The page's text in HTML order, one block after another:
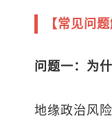
【常见问题
问题一：为
地缘政治风